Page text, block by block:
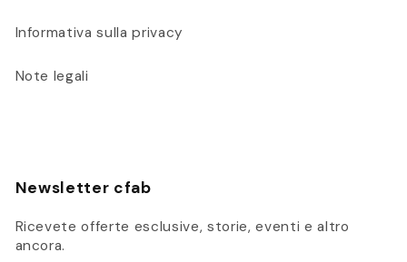
Informativa sulla privacy
Note legali
Newsletter cfab
Ricevete offerte esclusive, storie, eventi e altro
ancora.